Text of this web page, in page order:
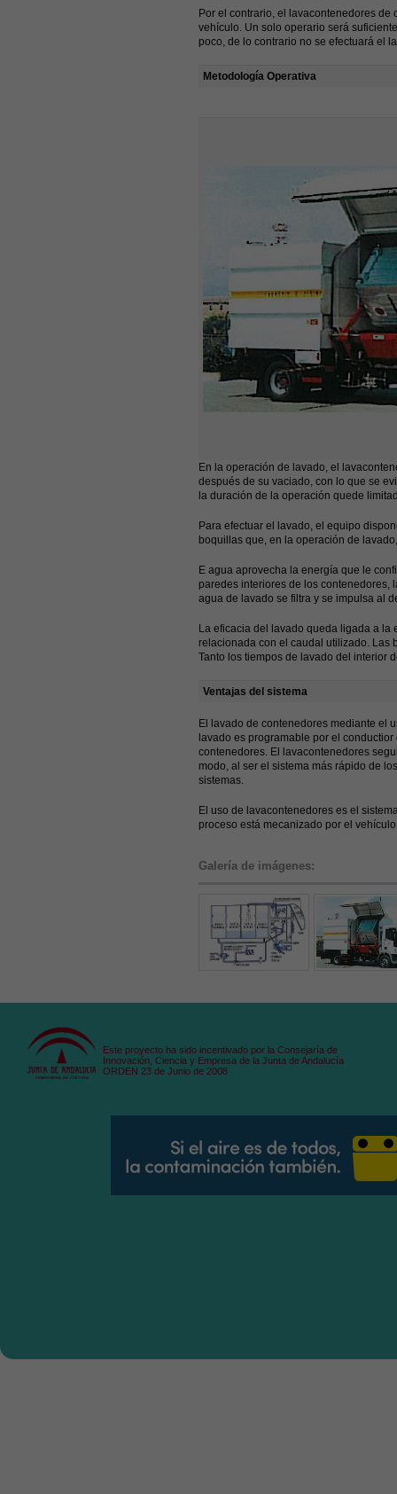
Por el contrario, el lavacontenedores
vehículo. Un solo operario será
poco, de lo contrario no se efectuará el
Metodología Operativa
En la operación de lavado, el
después de su vaciado, con lo que se
la duración de la operación quede
Para efectuar el lavado, el equipo
boquillas que, en la operación de
E agua aprovecha la energía que le
paredes interiores de los contenedores,
agua de lavado se filtra y se impulsa al
La eficacia del lavado queda ligada a la
relacionada con el caudal utilizado. Las
Tanto los tiempos de lavado del interior
Ventajas del sistema
El lavado de contenedores mediante el
lavado es programable por el
contenedores. El lavacontenedores
modo, al ser el sistema más rápido de
sistemas.
El uso de lavacontenedores es el
proceso está mecanizado por el
Galería de imágenes:
Este proyecto ha sido incentivado por la Consejaría de
Innovación, Ciencia y Empresa de la Junta de Andalucía
ORDEN 23 de Junio de 2008